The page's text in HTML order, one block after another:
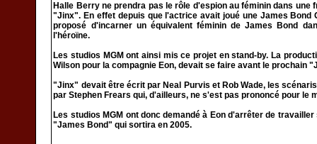
Halle Berry ne prendra pas le rôle d'espion au féminin dans
"Jinx". En effet depuis que l'actrice avait joué une James
proposé d'incarner un équivalent féminin de James Bond
l'héroïne.
Les studios MGM ont ainsi mis ce projet en stand-by. La
Wilson pour la compagnie Eon, devait se faire avant le prochain
"Jinx" devait être écrit par Neal Purvis et Rob Wade, les
par Stephen Frears qui, d'ailleurs, ne s'est pas prononcé pour le
Les studios MGM ont donc demandé à Eon d'arrêter de
"James Bond" qui sortira en 2005.